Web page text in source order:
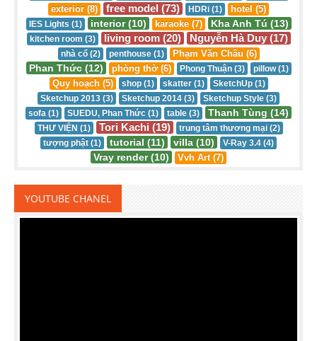
exterior (8) free model (73) HDRi (1) hotel (5)
IES Lights (1) interior (10) karaoke (7) Kha Anh Tú (13)
kitchen room (3) living room (20) Nguyễn Hà Duy (17)
nhà cổ (2) penthouse (1) Phạm Văn Châu (6)
Phan Thức (12) phòng thờ (6) Phong Thuận (3) pillow (1)
Quy hoạch (5) shop (1) skatter (1)
SketchUp (1)
Sketchup 2013 (3)
Sketchup 2014 (3)
Sketchup Style (3)
sofa (1)
SUEDU, Phan Thức (1) table (3) Thanh Tùng (14)
THƯ VIỆN (1) Tori Kachi (19)
trung tâm thương mại (2)
tượng phật (1)
tutorial (11) villa (10) V-Ray 3.4 (4)
Vray render (10) Vvh Art (7)
YOUTUBE CHANEL